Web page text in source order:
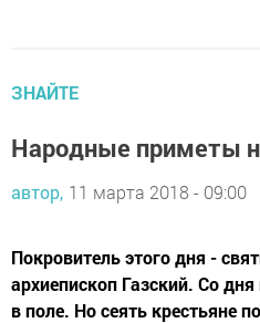
ЗНАЙТЕ
Народные приметы
автор, 11 марта 2018 - 09:00
Покровитель этого дня -
архиепископ Газский. Со
в поле. Но сеять крестьяне